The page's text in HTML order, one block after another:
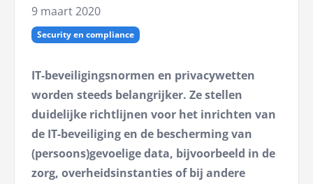
9 maart 2020
Security en compliance
IT-beveiligingsnormen en privacywetten
worden steeds belangrijker. Ze stellen
duidelijke richtlijnen voor het inrichten van
de IT-beveiliging en de bescherming van
(persoons)gevoelige data, bijvoorbeeld in de
zorg, overheidsinstanties of bij andere